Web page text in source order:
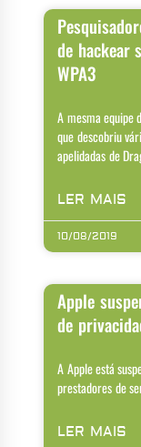
de hackear
WPA3
A mesma equipe
que descobriu
apelidadas de
LER MAIS
10/08/2019
Apple
de
A Apple está
prestadores de
LER MAIS